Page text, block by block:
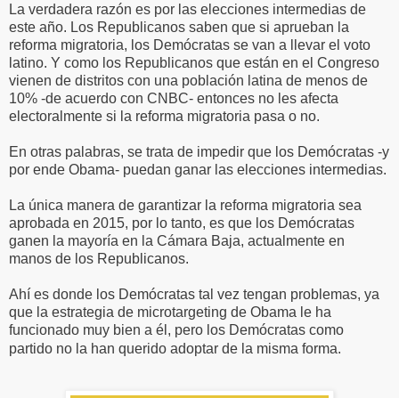
La verdadera razón es por las elecciones intermedias de
este año. Los Republicanos saben que si aprueban la
reforma migratoria, los Demócratas se van a llevar el voto
latino. Y como los Republicanos que están en el Congreso
vienen de distritos con una población latina de menos de
10% -de acuerdo con CNBC- entonces no les afecta
electoralmente si la reforma migratoria pasa o no.
En otras palabras, se trata de impedir que los Demócratas -y
por ende Obama- puedan ganar las elecciones intermedias.
La única manera de garantizar la reforma migratoria sea
aprobada en 2015, por lo tanto, es que los Demócratas
ganen la mayoría en la Cámara Baja, actualmente en
manos de los Republicanos.
Ahí es donde los Demócratas tal vez tengan problemas, ya
que la estrategia de microtargeting de Obama le ha
funcionado muy bien a él, pero los Demócratas como
partido no la han querido adoptar de la misma forma.